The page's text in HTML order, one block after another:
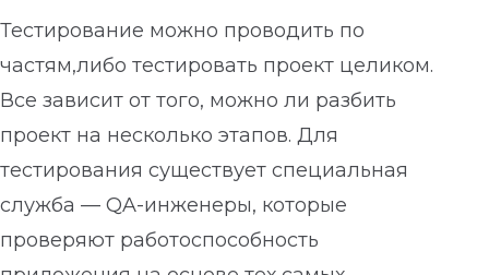
Тестирование можно проводить по
частям,либо тестировать проект целиком.
Все зависит от того, можно ли разбить
проект на несколько этапов. Для
тестирования существует специальная
служба — QA-инженеры, которые
проверяют работоспособность